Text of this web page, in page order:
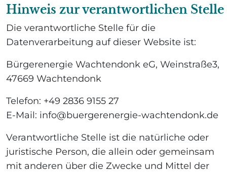
Hinweis zur verantwortlichen Stelle
Die verantwortliche Stelle für die
Datenverarbeitung auf dieser Website ist:
Bürgerenergie Wachtendonk eG, Weinstraße3,
47669 Wachtendonk
Telefon: +49 2836 9155 27
E-Mail: info@buergerenergie-wachtendonk.de
Verantwortliche Stelle ist die natürliche oder
juristische Person, die allein oder gemeinsam
mit anderen über die Zwecke und Mittel der